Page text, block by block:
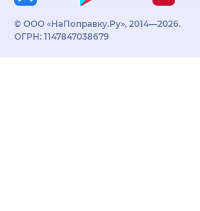
© ООО «НаПоправку.Ру», 2014—2026.
ОГРН: 1147847038679